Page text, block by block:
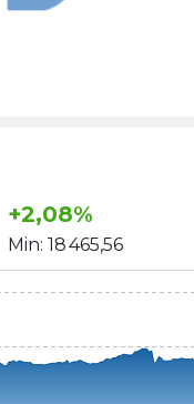
+2,08%
Min: 18 465,56